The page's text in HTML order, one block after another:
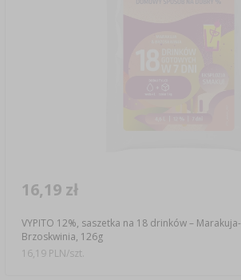
VYPITO 12%, saszetka na 18 drinków – Marakuja-
Brzoskwinia, 126g
16,19 zł
16,19 PLN/szt.